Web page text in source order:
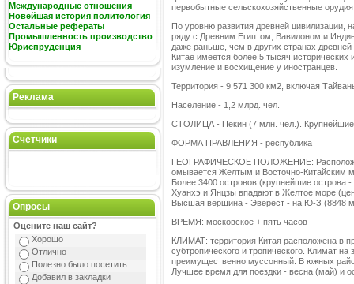
Международные отношения
Новейшая история политология
Остальные рефераты
Промышленность производство
Юриспруденция
Реклама
Счетчики
Опросы
Оцените наш сайт?
Хорошо
Отлично
Полезно было посетить
Добавил в закладки
первобытные сельскохозяйственные
По уровню развития древней цивилизации,
ряду с Древним Египтом, Вавилоном и
даже раньше, чем в других странах
Китае имеется более 5 тысяч
изумление и восхищение у иностранцев.
Территория - 9 571 300 км2, включая
Население - 1,2 млрд. чел.
СТОЛИЦА - Пекин (7 млн. чел.). Крупнейшие
ФОРМА ПРАВЛЕНИЯ - республика
ГЕОГРАФИЧЕСКОЕ ПОЛОЖЕНИЕ:
омывается Желтым и Восточно-Китайским
Более 3400 островов (крупнейшие
Хуанхэ и Янцзы впадают в Желтое море
Высшая вершина - Эверест - на Ю-З (8848
ВРЕМЯ: московское + пять часов
КЛИМАТ: территория Китая расположена в
субтропического и тропического. Климат
преимущественно муссонный. В южных
Лучшее время для поездки - весна (май) и